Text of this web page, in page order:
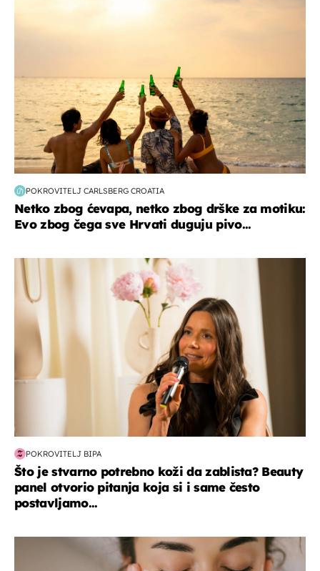
POKROVITELJ CARLSBERG CROATIA
Netko zbog ćevapa, netko zbog drške za motiku:
Evo zbog čega sve Hrvati duguju pivo...
moda & ljepota
POKROVITELJ BIPA
Što je stvarno potrebno koži da zablista? Beauty
panel otvorio pitanja koja si i same često
postavljamo...
moda & ljepota